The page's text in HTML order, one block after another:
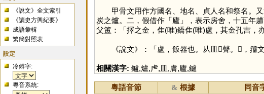
《說文》全文索引
《讀史方輿紀要》
成語彙輯
繁簡對照表
設定
冷僻字:
粵音系統:
甲骨文用作方國名、地名、貞人名和祭名。又
炭之爐。二，假借作「廬 」，表示房舍，十五年
父簠：「擇之金，隹(唯)鐈隹(唯)盧，其金孔吉，
《說文》：「盧，飯器也。从皿𧇄聲。𥃈，籒文
相關漢字: 鑪,爐,虍,皿 ,膚,廬,鑢
粵語音節 & 根據 同音